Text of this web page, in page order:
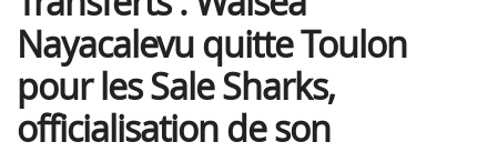
Nayacalevu quitte Toulon
pour les Sale Sharks,
officialisation de son